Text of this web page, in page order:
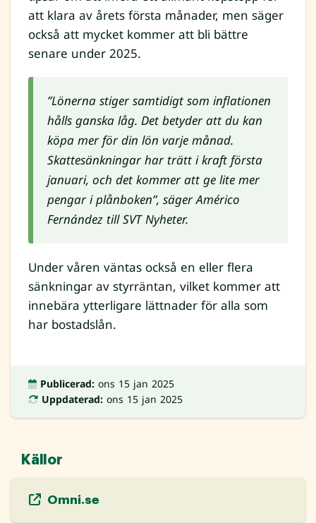
att klara av årets första månader, men säger
också att mycket kommer att bli bättre
senare under 2025.
”Lönerna stiger samtidigt som inflationen
hålls ganska låg. Det betyder att du kan
köpa mer för din lön varje månad.
Skattesänkningar har trätt i kraft första
januari, och det kommer att ge lite mer
pengar i plånboken”, säger Américo
Fernández till SVT Nyheter.
Under våren väntas också en eller flera
sänkningar av styrräntan, vilket kommer att
innebära ytterligare lättnader för alla som
har bostadslån.
Publicerad: ons 15 jan 2025
Uppdaterad: ons 15 jan 2025
Källor
Omni.se